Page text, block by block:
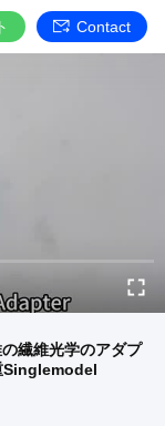
Contact
繊維光学のアダプ
Singlemodel